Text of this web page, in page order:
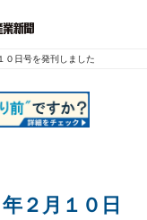
０日号を発刊しました
２月１０日